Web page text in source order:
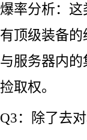
爆率分析：
有顶级装备
与服务器内
捡取权。
Q3：除了去